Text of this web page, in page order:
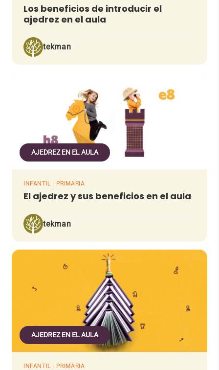
Los beneficios de introducir el
ajedrez en el aula
tekman
AJEDREZ EN EL AULA
INFANTIL | PRIMARIA
El ajedrez y sus beneficios en el aula
tekman
AJEDREZ EN EL AULA
INFANTIL | PRIMARIA